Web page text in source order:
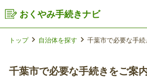
おくやみ手続きナビ
トップ 自治体を探す 千葉市で必要な手
千葉市で必要な手続きをご案